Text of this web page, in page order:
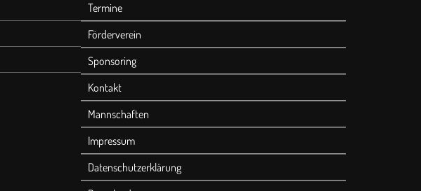
Termine
Förderverein
Sponsoring
Kontakt
Mannschaften
Impressum
Datenschutzerklärung